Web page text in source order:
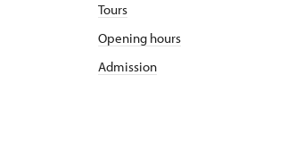
Tours
Opening hours
Admission